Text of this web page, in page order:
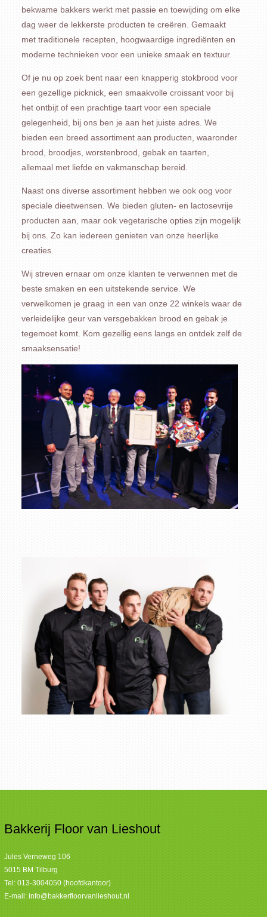
bekwame bakkers werkt met passie en toewijding om elke
dag weer de lekkerste producten te creëren. Gemaakt
met traditionele recepten, hoogwaardige ingrediënten en
moderne technieken voor een unieke smaak en textuur.
Of je nu op zoek bent naar een knapperig stokbrood voor
een gezellige picknick, een smaakvolle croissant voor bij
het ontbijt of een prachtige taart voor een speciale
gelegenheid, bij ons ben je aan het juiste adres. We
bieden een breed assortiment aan producten, waaronder
brood, broodjes, worstenbrood, gebak en taarten,
allemaal met liefde en vakmanschap bereid.
Naast ons diverse assortiment hebben we ook oog voor
speciale dieetwensen. We bieden gluten- en lactosevrije
producten aan, maar ook vegetarische opties zijn mogelijk
bij ons. Zo kan iedereen genieten van onze heerlijke
creaties.
Wij streven ernaar om onze klanten te verwennen met de
beste smaken en een uitstekende service. We
verwelkomen je graag in een van onze 22 winkels waar de
verleidelijke geur van versgebakken brood en gebak je
tegemoet komt. Kom gezellig eens langs en ontdek zelf de
smaaksensatie!
Bakkerij Floor van Lieshout
Jules Verneweg 106
5015 BM Tilburg
Tel: 013-3004050 (hoofdkantoor)
E-mail: info@bakkerfloorvanlieshout.nl